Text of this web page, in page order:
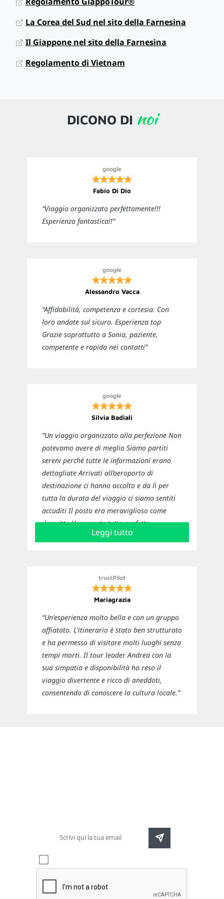
La Corea del Sud nel sito della Farnesina
Il Giappone nel sito della Farnesina
Regolamento di Vietnam
DICONO DI noi
google
Fabio Di Dio
“Viaggio organizzato perfettamente!!!
Esperienza fantastica!!”
google
Alessandro Vacca
“Affidabilità, competenza e cortesia. Con
loro andate sul sicuro. Esperienza top
Grazie soprattutto a Sonia, paziente,
competente e rapida nei contatti”
google
Silvia Badiali
“Un viaggio organizzato alla perfezione Non
potevamo avere di meglio Siamo partiti
sereni perché tutte le informazioni erano
dettagliate Arrivati all’aeroporto di
destinazione ci hanno accolto e da lì per
tutta la durata del viaggio ci siamo sentiti
accuditi Il posto era meraviglioso come
descritto Veramente tutto perfetto
Sicuramente ci affideremo nuovamente a
Leggi tutto
trustPilot
Mariagrazia
“Un'esperienza molto bella e con un gruppo
affiatato. L'itinerario è stato ben strutturato
e ha permesso di visitare molti luoghi senza
tempi morti. Il tour leader Andrea con la
sua simpatia e disponibilità ha reso il
viaggio divertente e ricco di aneddoti,
consentendo di conoscere la cultura locale.”